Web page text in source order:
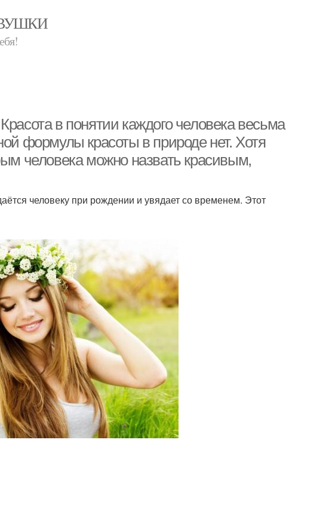
в понятии каждого человека весьма
формулы красоты в природе нет. Хотя
человека можно назвать красивым,
человеку при рождении и увядает со временем. Этот